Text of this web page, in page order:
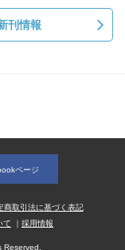
刊情報
ページ
商取引法に基づく表記
て 採用情報